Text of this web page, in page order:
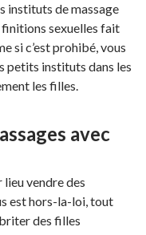
instituts de massage
finitions sexuelles fait
si c’est prohibé, vous
petits instituts dans les
les filles.
avec
lieu vendre des
est hors-la-loi, tout
des filles